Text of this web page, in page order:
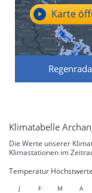
Karte
Klimatabelle
Die Werte unserer
Klimastationen im
Temperatur
J F M A